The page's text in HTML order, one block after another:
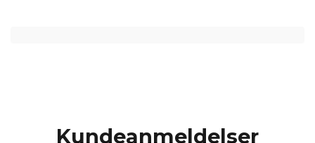
Kundeanmeldelser